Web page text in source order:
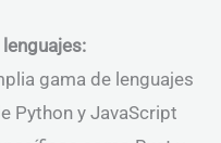
gama de lenguajes
Python y JavaScript